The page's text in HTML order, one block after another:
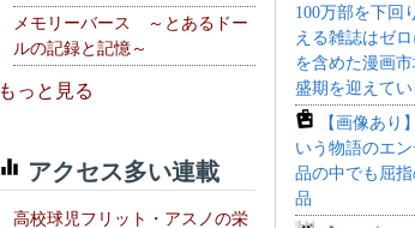
メモリーバース ～とあるドー
ルの記録と記憶～
もっと見る
アクセス多い連載
高校球児フリット・アスノの栄
100万部を下回
える雑誌はゼ
を含めた漫画
盛期を迎えてい
【画像あり
いう物語のエ
品の中でも屈
品